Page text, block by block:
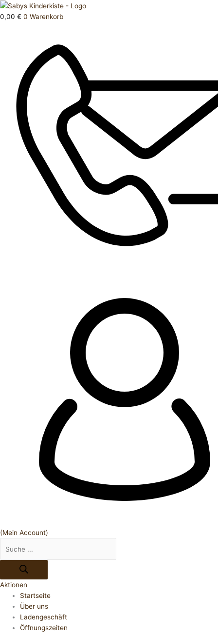
Zum
Inhalt
0,00 € 0 Warenkorb
(Mein Account)
Products
search
Aktionen
Startseite
Über uns
Ladengeschäft
Öffnungszeiten
Hose
lang